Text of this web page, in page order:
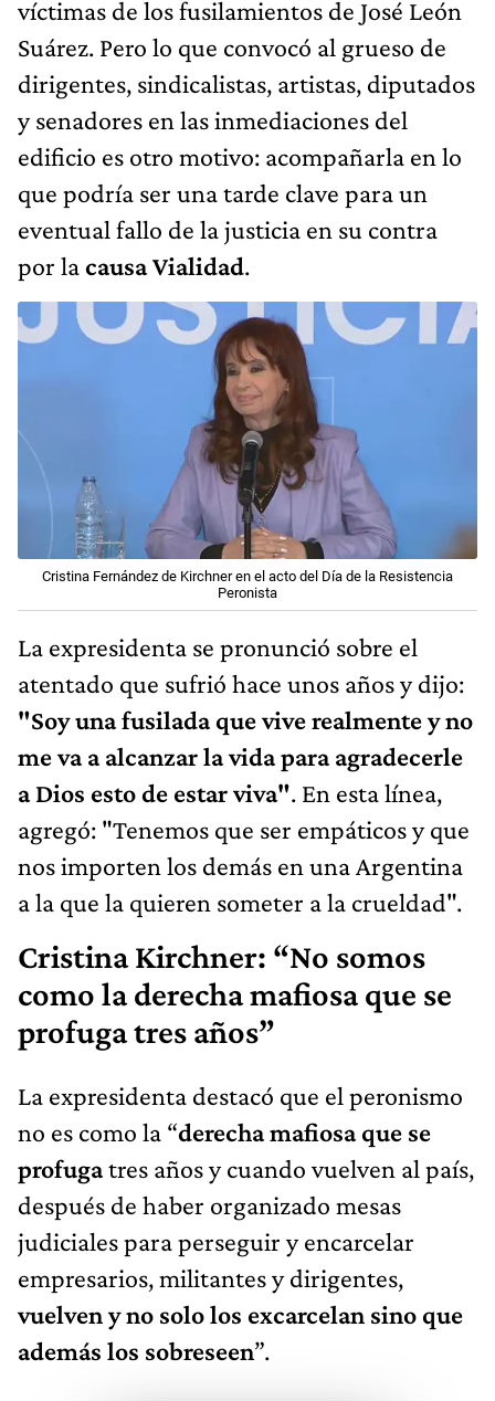
víctimas de los fusilamientos de José León
Suárez. Pero lo que convocó al grueso de
dirigentes, sindicalistas, artistas, diputados
y senadores en las inmediaciones del
edificio es otro motivo: acompañarla en lo
que podría ser una tarde clave para un
eventual fallo de la justicia en su contra
por lacausa Vialidad.
Cristina Fernández de Kirchner en el acto del Día de la Resistencia
Peronista
La expresidenta se pronunció sobre el
atentado que sufrió hace unos años y dijo:
"Soy una fusilada que vive realmente y no
me va a alcanzar la vida para agradecerle
a Dios esto de estar viva". En esta línea,
agregó: "Tenemos que ser empáticos y que
nos importen los demás en una Argentina
a la que la quieren someter a la crueldad".
Cristina Kirchner: “No somos
como la derecha mafiosa que se
profuga tres años”
La expresidenta destacó que el peronismo
no es como la “derecha mafiosa que se
profugatres años y cuando vuelven al país,
después de haber organizado mesas
judiciales para perseguir y encarcelar
empresarios, militantes y dirigentes,
vuelven y no solo los excarcelan sino que
además los sobreseen”.